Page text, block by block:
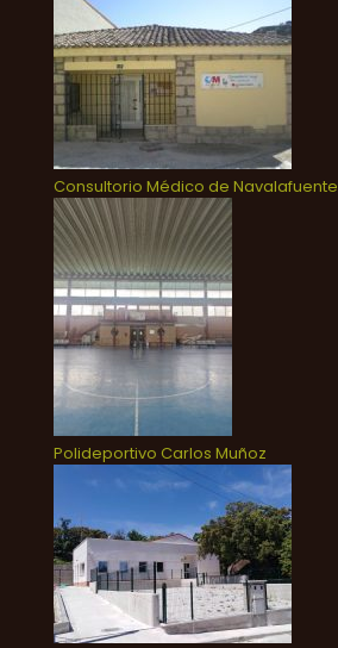
Consultorio Médico de Navalafuente
Polideportivo Carlos Muñoz